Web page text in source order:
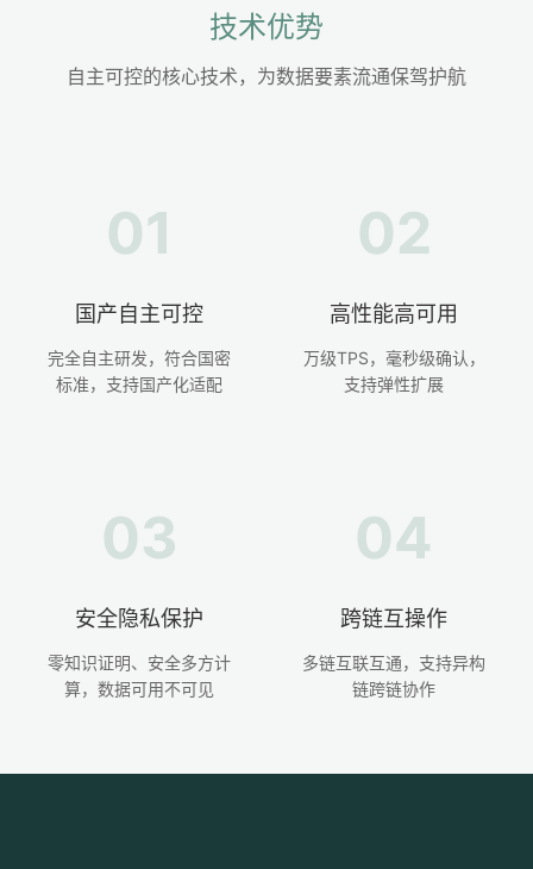
技术优势
自主可控的核心技术，为数据要素流通保驾护航
01
国产自主可控
完全自主研发，符合国密
标准，支持国产化适配
02
高性能高可用
万级TPS，毫秒级确认，
支持弹性扩展
03
安全隐私保护
零知识证明、安全多方计
算，数据可用不可见
04
跨链互操作
多链互联互通，支持异构
链跨链协作